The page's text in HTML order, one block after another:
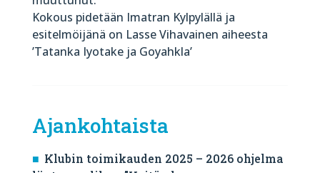
Kokous pidetään Imatran Kylpylällä ja
esitelmöijänä on Lasse Vihavainen aiheesta
’Tatanka Iyotake ja Goyahkla’
Ajankohtaista
Klubin toimikauden 2025 – 2026 ohjelma